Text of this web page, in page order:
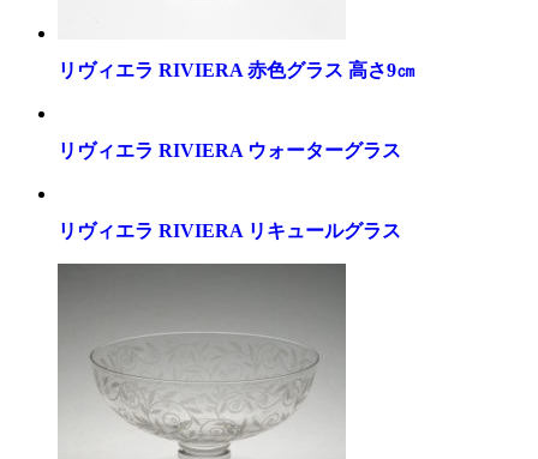
リヴィエラ RIVIERA 赤色グラス 高さ9㎝
リヴィエラ RIVIERA ウォーターグラス
リヴィエラ RIVIERA リキュールグラス